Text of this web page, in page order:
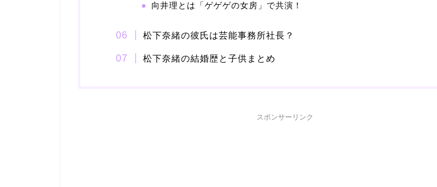
向井理とは「ゲゲゲの女房」で共演！
松下奈緒の彼氏は芸能事務所社長？
松下奈緒の結婚歴と子供まとめ
スポンサーリンク